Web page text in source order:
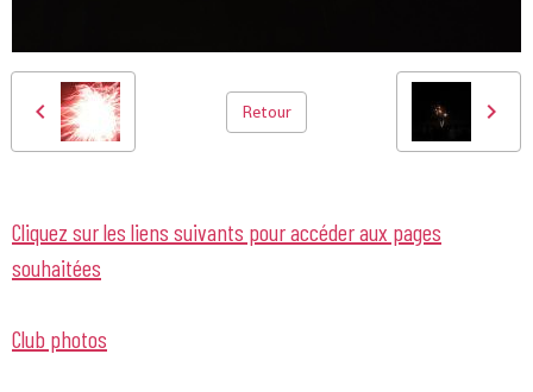
Retour
Cliquez sur les liens suivants pour accéder aux pages
souhaitées
Club photos